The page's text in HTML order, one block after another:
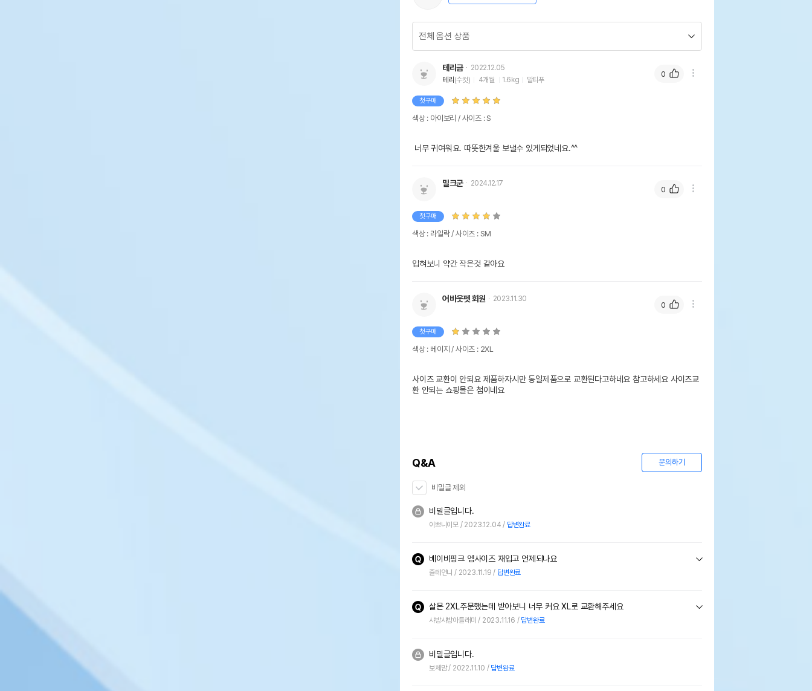
테리금
2022.12.05
테리 (수컷) 4개월 1.6kg 말티푸
첫구매
색상 : 아이보리 / 사이즈 : S
너무 귀여워요. 따뜻한겨울 보낼수 있게되었네요.^^
0
밀크군 2024.12.17
첫구매
색상 : 라일락 / 사이즈 : SM
입혀보니 약간 작은것 같아요
0
어바웃펫 회원 2023.11.30
첫구매
색상 : 베이지 / 사이즈 : 2XL
사이즈 교환이 안되요 제품하자시만 동일제품으로 교환된다고하네요 참고하세요 사이즈교
환 안되는 쇼핑몰은 첨이네요
0
Q&A 문의하기
비밀글 제외
비밀글입니다.
이쁘니이모 2023.12.04 답변완료
베이비핑크 엠사이즈 재입고 언제되나요
쥴테언니 2023.11.19 답변완료
살몬 2XL주문했는데 받아보니 너무 커요 XL로 교환해주세요
샤방샤방아들래미 2023.11.16 답변완료
비밀글입니다.
보체맘 2022.11.10 답변완료